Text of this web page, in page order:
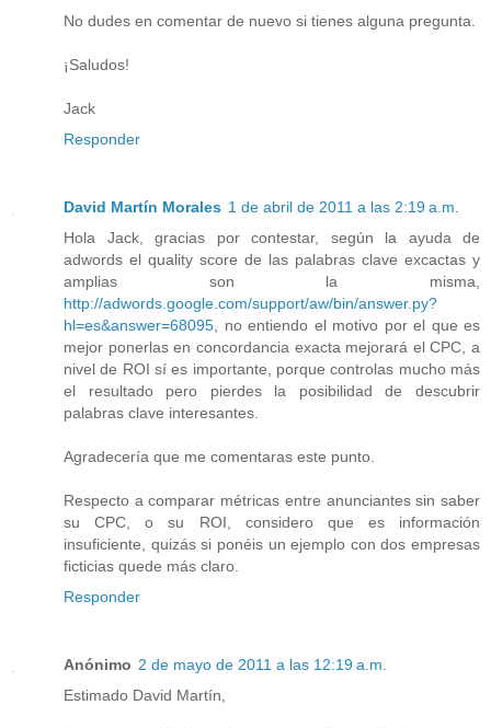
No dudes en comentar de nuevo si tienes alguna pregunta.
¡Saludos!
Jack
Responder
David Martín Morales 1 de abril de 2011 a las 2:19 a.m.
Hola Jack, gracias por contestar, según la ayuda de
adwords el quality score de las palabras clave excactas y
amplias son la misma,
http://adwords.google.com/support/aw/bin/answer.py?
hl=es&answer=68095 , no entiendo el motivo por el que es
mejor ponerlas en concordancia exacta mejorará el CPC, a
nivel de ROI sí es importante, porque controlas mucho más
el resultado pero pierdes la posibilidad de descubrir
palabras clave interesantes.
Agradecería que me comentaras este punto.
Respecto a comparar métricas entre anunciantes sin saber
su CPC, o su ROI, considero que es información
insuficiente, quizás si ponéis un ejemplo con dos empresas
ficticias quede más claro.
Responder
Anónimo 2 de mayo de 2011 a las 12:19 a.m.
Estimado David Martín,